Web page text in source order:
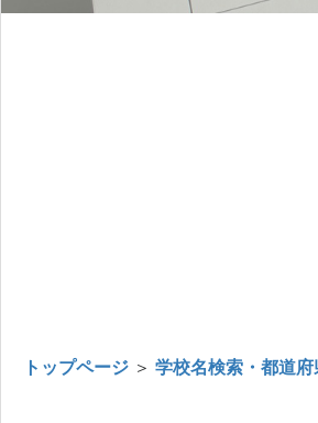
トップページ ＞ 学校名検索・都道府